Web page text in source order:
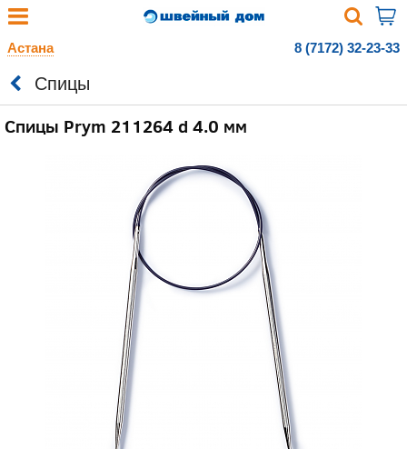
Астана 8 (7172) 32-23-33
Спицы
Спицы Prym 211264 d 4.0 мм